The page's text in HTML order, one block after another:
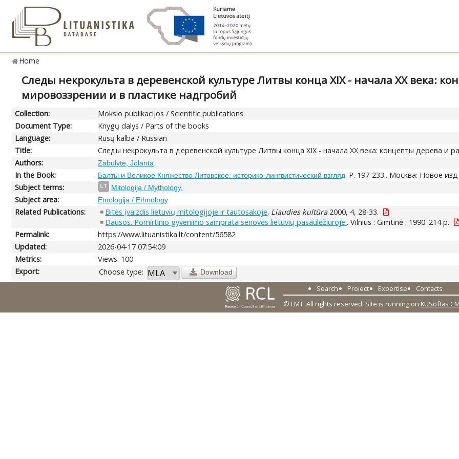
Home
Следы некрокульта в деревенской культуре Литвы конца XIX - начала XX века:
мировоззрении и в пластике надгробий
Collection:
Mokslo publikacijos / Scientific publications
Document Type:
Knygų dalys / Parts of the books
Language:
Rusų kalba / Russian
Title:
Следы некрокульта в деревенской культуре Литвы конца XIX - начала XX века: концепты дерева и
Authors:
Zabulytė, Jolanta
In the Book: Балты и Великое Княжество Литовское: историко-лингвистический взгляд. P. 197-233.. Москва: Новое
Subject terms:
LT Mitologija / Mythology.
Subject area: Etnologija / Ethnology
Related Publications: Bitės įvaizdis lietuvių mitologijoje ir tautosakoje. Liaudies kultūra2000, 4, 28-33.
Dausos. Pomirtinio gyvenimo samprata senovės lietuvių pasaulėžiūroje.. Vilnius : Gimtinė : 1990. 214 p.
Permalink:
https://www.lituanistika.lt/content/56582
Updated:
2026-04-17 07:54:09
Metrics:
Views: 100
Export:
Choose type: Download
Search Project Expertise
Contacts
© LMT. All rights reserved. Site is running on KUSoftas